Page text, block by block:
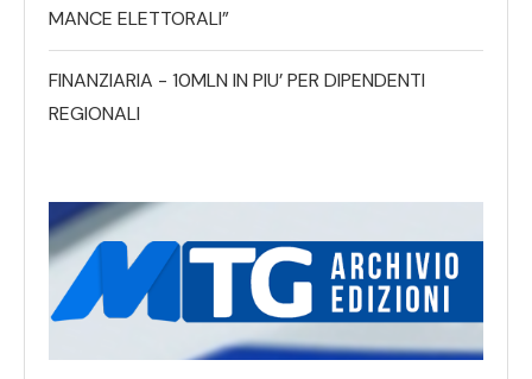
MANCE ELETTORALI”
FINANZIARIA - 10MLN IN PIU’ PER DIPENDENTI
REGIONALI